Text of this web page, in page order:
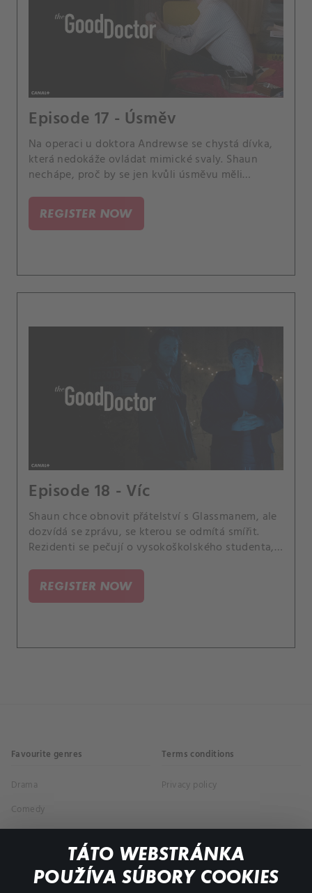
TÁTO WEBSTRÁNKA
POUŽÍVA SÚBORY COOKIES
Episode 17 - Úsměv
Na operaci u doktora Andrewse se chystá dívka,
která nedokáže ovládat mimické svaly. Shaun
nechápe, proč by se jen kvůli úsměvu měli
REGISTER NOW
Episode 18 - Víc
Shaun chce obnovit přátelství s Glassmanem, ale
dozvídá se zprávu, se kterou se odmítá smířit.
Rezidenti se pečují o vysokoškolského studenta,
REGISTER NOW
Favourite genres
Drama
Comedy
Documentaries
Terms conditions
Privacy policy